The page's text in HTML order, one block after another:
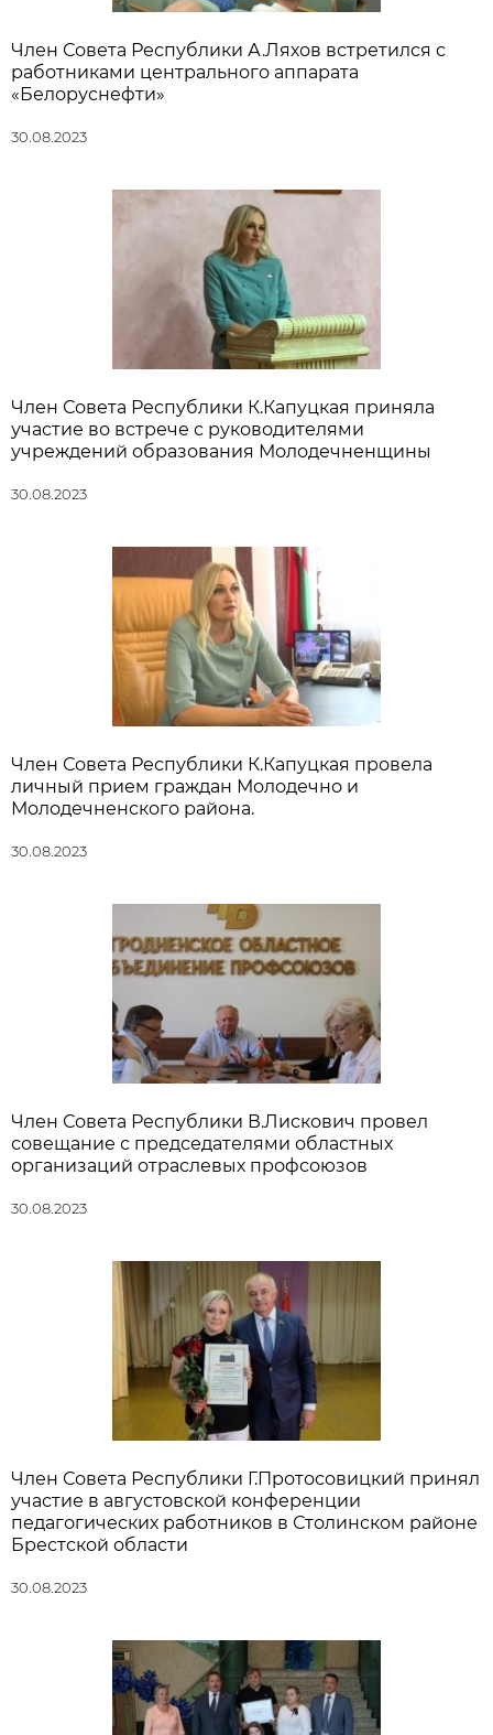
Член Совета Республики А.Ляхов встретился с
работниками центрального аппарата
«Белоруснефти»
30.08.2023
Член Совета Республики К.Капуцкая приняла
участие во встрече с руководителями
учреждений образования Молодечненщины
30.08.2023
Член Совета Республики К.Капуцкая провела
личный прием граждан Молодечно и
Молодечненского района.
30.08.2023
Член Совета Республики В.Лискович провел
совещание с председателями областных
организаций отраслевых профсоюзов
30.08.2023
Член Совета Республики Г.Протосовицкий принял
участие в августовской конференции
педагогических работников в Столинском районе
Брестской области
30.08.2023